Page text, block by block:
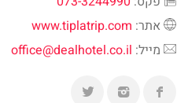
אתר: www.tiplatrip.com
מייל: office@dealhotel.co.il